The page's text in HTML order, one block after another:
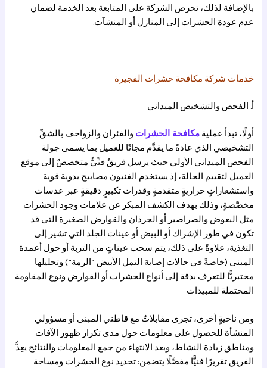
بالإضافة لذلك، تحرص الشركة على المتابعة بعد الخدمة لضمان
عدم عودة الحشرات إلى المنازل أو المنشآت.
خدمات شركة مكافحة حشرات الفجيرة
أ. الفحص والتشخيص الميداني
أولًا، تبدأ عمليةمكافحة الحشرات والفئران والزواحف بالشقِّ
التشخيصي الذي عادةً ما يقدَّم مجانًا للعميل بما يسمى جولة
الفحص الميداني الأولي حيث يرسل فريقٌ فنِّيٌّ متخصصٌ إلى موقع
العميل لتقييم الحالة، إذ يستخدم الفنيون مصابيح يدوية قوية
واستشعاراتٍ حراريةٍ متقدمةٍ وقدرات تكبيرٍ دقيقةٍ عبر عدسات
مخصَّصةٍ، وذلك بهدف الكشف المبكر عن علامات وجود الحشرات
مثل البعوض والصراصير أو الجرذان والقوارض الصغيرة التي قد
تكون في طور الإشراك أو البيض أو عينات الجلد التي تشير إلى
التغذية، علاوةً على ذلك، يتم سحب عيناتٍ من التربة أو حول أعمدة
المبنى (خاصةً في حالات إصابة النمل الأبيض “الرمة”) وتحليلها
مختبريًّا للتعرف بدقة إلى أنواع الحشرات أو القوارض ونوع المقاومة
المحتملة للمبيدات
ومن ناحيةٍ أخرى، تجرى مقابلاتٌ مع قاطني المبنى أو مسؤولي
المنشأة للحصول على معلومات حول مدى تكرار ظهور الآفات
ومناطق زيادة النشاط، وبعد الانتهاء من جمع المعلومات والنتائج يعِدُّ
الفريق تقريرًا فنيًّا مفصَّلًا يتضمن: تحديد نوع الحشرات ومساحة